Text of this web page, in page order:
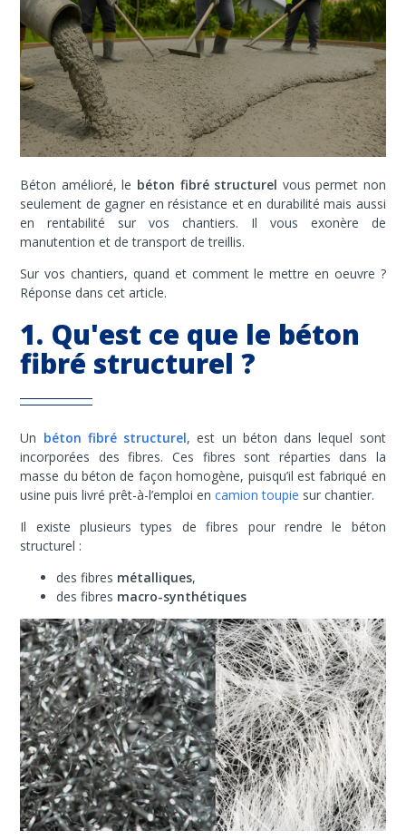
Béton amélioré, le béton fibré structurel vous permet non
seulement de gagner en résistance et en durabilité mais aussi
en rentabilité sur vos chantiers. Il vous exonère de
manutention et de transport de treillis.
Sur vos chantiers, quand et comment le mettre en oeuvre ?
Réponse dans cet article.
1. Qu'est ce que le béton
fibré structurel ?
Un béton fibré structurel, est un béton dans lequel sont
incorporées des fibres. Ces fibres sont réparties dans la
masse du béton de façon homogène, puisqu’il est fabriqué en
usine puis livré prêt-à-l’emploi encamion toupie sur chantier.
Il existe plusieurs types de fibres pour rendre le béton
structurel :
des fibres métalliques,
des fibres macro-synthétiques